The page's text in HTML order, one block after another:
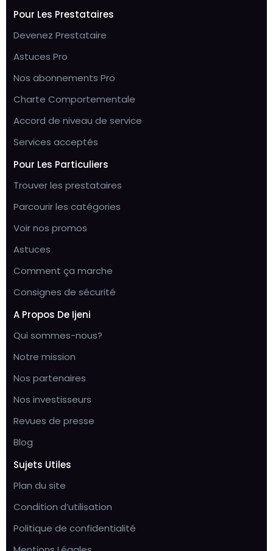
Pour Les Prestataires
Devenez Prestataire
Astuces Pro
Nos abonnements Pro
Charte Comportementale
Accord de niveau de service
Services acceptés
Pour Les Particuliers
Trouver les prestataires
Parcourir les catégories
Voir nos promos
Astuces
Comment ça marche
Consignes de sécurité
A Propos De Ijeni
Qui sommes-nous?
Notre mission
Nos partenaires
Nos investisseurs
Revues de presse
Blog
Sujets Utiles
Plan du site
Condition d’utilisation
Politique de confidentialité